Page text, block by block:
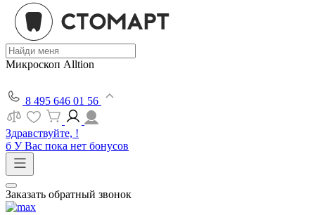
Микроскоп Alltion
8 495 646 01 56
Здравствуйте, !
б У Вас пока нет бонусов
Заказать обратный звонок